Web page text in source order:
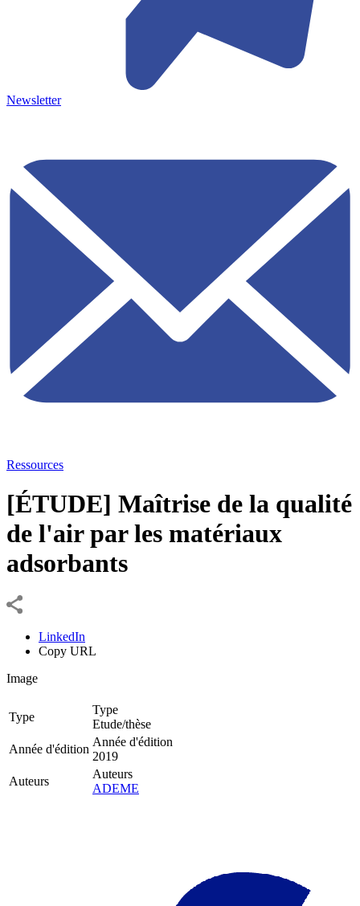
Newsletter
Ressources
[ÉTUDE] Maîtrise de la qualité
de l'air par les matériaux
adsorbants
LinkedIn
Copy URL
Image
Type
Type
Etude/thèse
Année d'édition
Année d'édition
2019
Auteurs
Auteurs
ADEME